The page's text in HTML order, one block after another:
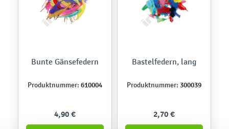
Bunte Gänsefedern
Produktnummer: 610004
4,90 €
Bastelfedern, lang
Produktnummer: 300039
2,70 €